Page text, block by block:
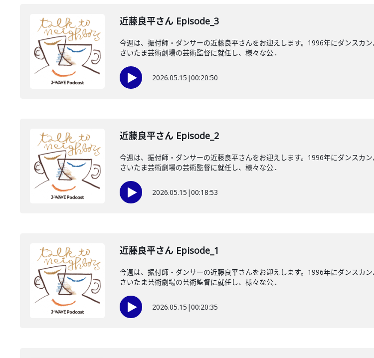
近藤良平さん Episode_3
今週は、振付師・ダンサーの近藤良平さんをお迎えします。1996年にダンスカ
さいたま芸術劇場の芸術監督に就任し、様々な公...
2026.05.15 |00:20:50
近藤良平さん Episode_2
今週は、振付師・ダンサーの近藤良平さんをお迎えします。1996年にダンスカ
さいたま芸術劇場の芸術監督に就任し、様々な公...
2026.05.15 |00:18:53
近藤良平さん Episode_1
今週は、振付師・ダンサーの近藤良平さんをお迎えします。1996年にダンスカ
さいたま芸術劇場の芸術監督に就任し、様々な公...
2026.05.15 |00:20:35